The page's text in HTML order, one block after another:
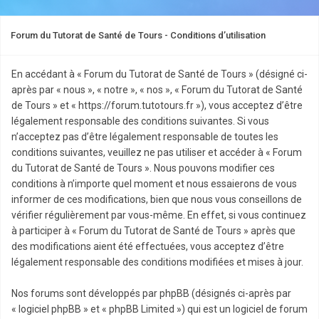
Forum du Tutorat de Santé de Tours - Conditions d’utilisation
En accédant à « Forum du Tutorat de Santé de Tours » (désigné ci-
après par « nous », « notre », « nos », « Forum du Tutorat de Santé
de Tours » et « https://forum.tutotours.fr »), vous acceptez d’être
légalement responsable des conditions suivantes. Si vous
n’acceptez pas d’être légalement responsable de toutes les
conditions suivantes, veuillez ne pas utiliser et accéder à « Forum
du Tutorat de Santé de Tours ». Nous pouvons modifier ces
conditions à n’importe quel moment et nous essaierons de vous
informer de ces modifications, bien que nous vous conseillons de
vérifier régulièrement par vous-même. En effet, si vous continuez
à participer à « Forum du Tutorat de Santé de Tours » après que
des modifications aient été effectuées, vous acceptez d’être
légalement responsable des conditions modifiées et mises à jour.
Nos forums sont développés par phpBB (désignés ci-après par
« logiciel phpBB » et « phpBB Limited ») qui est un logiciel de forum